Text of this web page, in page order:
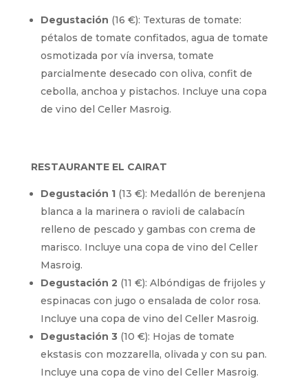
Degustación (16 €): Texturas de tomate:
pétalos de tomate confitados, agua de tomate
osmotizada por vía inversa, tomate
parcialmente desecado con oliva, confit de
cebolla, anchoa y pistachos. Incluye una copa
de vino del Celler Masroig.
RESTAURANTE EL CAIRAT
Degustación 1(13 €): Medallón de berenjena
blanca a la marinera o ravioli de calabacín
relleno de pescado y gambas con crema de
marisco. Incluye una copa de vino del Celler
Masroig.
Degustación 2 (11 €): Albóndigas de frijoles y
espinacas con jugo o ensalada de color rosa.
Incluye una copa de vino del Celler Masroig.
Degustación 3 (10 €): Hojas de tomate
ekstasis con mozzarella, olivada y con su pan.
Incluye una copa de vino del Celler Masroig.